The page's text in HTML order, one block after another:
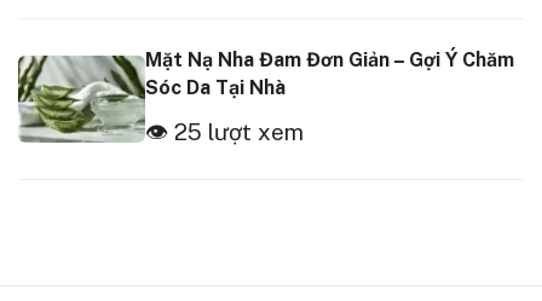
Mặt Nạ Nha Đam Đơn Giản – Gợi Ý Chăm
Sóc Da Tại Nhà
👁 25 lượt xem